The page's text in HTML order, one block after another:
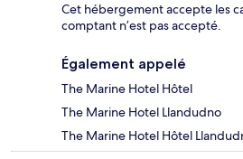
Cet hébergement accepte les
comptant n’est pas accepté.
Également appelé
The Marine Hotel Hôtel
The Marine Hotel Llandudno
The Marine Hotel Hôtel